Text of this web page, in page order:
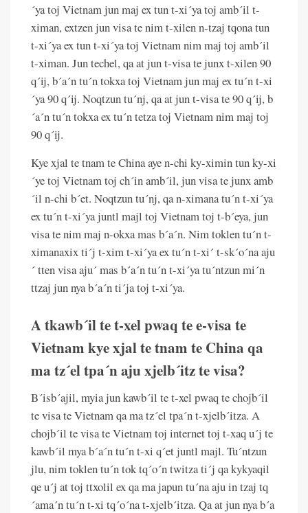
´ya toj Vietnam jun maj ex tun t-xi´ya toj amb´il t-
ximan, extzen jun visa te nim t-xilen n-tzaj tqona tun
t-xi´ya ex tun t-xi´ya toj Vietnam nim maj toj amb´il
t-ximan. Jun techel, qa at jun t-visa te junx t-xilen 90
q´ij, b´a´n tu´n tokxa toj Vietnam jun maj ex tu´n t-xi
´ya 90 q´ij. Noqtzun tu´nj, qa at jun t-visa te 90 q´ij, b
´a´n tu´n tokxa ex tu´n tetza toj Vietnam nim maj toj
90 q´ij.
Kye xjal te tnam te China aye n-chi ky-ximin tun ky-xi
´ye toj Vietnam toj ch´in amb´il, jun visa te junx amb
´il n-chi b´et. Noqtzun tu´nj, qa n-ximana tu´n t-xi´ya
ex tu´n t-xi´ya juntl majl toj Vietnam toj t-b´eya, jun
visa te nim maj n-okxa mas b´a´n. Nim toklen tu´n t-
ximanaxix ti´j t-xim t-xi´ya ex tu´n t-xi´ t-sk´o´na aju
´ tten visa aju´ mas b´a´n tu´n t-xi´ya tu´ntzun mi´n
ttzaj jun nya b´a´n ti´ja toj t-xi´ya.
A tkawb´il te t-xel pwaq te e-visa te
Vietnam kye xjal te tnam te China qa
ma tz´el tpa´n aju xjelb´itz te visa?
B´isb´ajil, myia jun kawb´il te t-xel pwaq te chojb´il
te visa te Vietnam qa ma tz´el tpa´n t-xjelb´itza. A
chojb´il te visa te Vietnam toj internet toj t-xaq u´j te
kawb´il mya b´a´n tu´n t-xi q´et juntl majl. Tu´ntzun
jlu, nim toklen tu´n tok tq´o´n twitza ti´j qa kykyaqil
qe u´j at toj ttxolil ex qa ma japun tu´na aju in tzaj tq
´ama´n tu´n t-xi tq´o´na t-xjelb´itza. Qa at jun nya b´a